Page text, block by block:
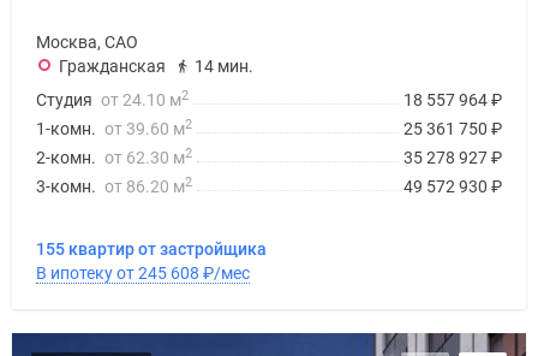
Москва, САО
Гражданская
14 мин.
18 557 964₽
Студия от 24.10 м2
25 361 750 ₽
1-комн. от 39.60 м2
35 278 927₽
2-комн. от 62.30 м2
49 572 930 ₽
3-комн. от 86.20 м2
155 квартир от застройщика
В ипотеку от 245 608 ₽/мес